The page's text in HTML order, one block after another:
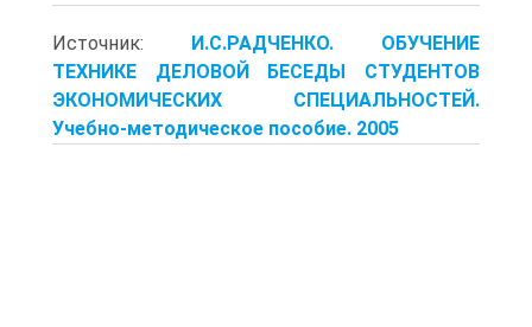
Источник:
И.С.РАДЧЕНКО. ОБУЧЕНИЕ
ТЕХНИКЕ ДЕЛОВОЙ БЕСЕДЫ СТУДЕНТОВ
ЭКОНОМИЧЕСКИХ СПЕЦИАЛЬНОСТЕЙ.
Учебно-методическое пособие. 2005